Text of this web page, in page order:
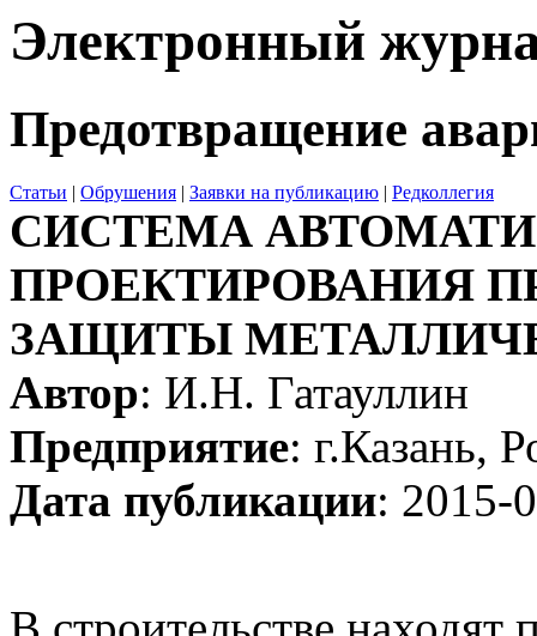
Электронный
Предотвращение
Статьи | Обрушения | Заявки на публикацию | Редколлегия
СИСТЕМА
ПРОЕКТИРОВАНИЯ
ЗАЩИТЫ
Автор: И.Н. Гатауллин
Предприятие: г.Казань,
Дата публикации: 2015-